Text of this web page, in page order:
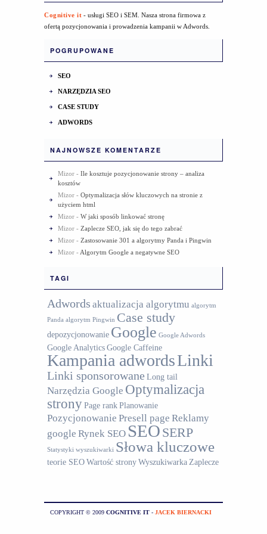
Cognitive it - usługi SEO i SEM. Nasza strona firmowa z
ofertą pozycjonowania i prowadzenia kampanii w Adwords.
POGRUPOWANE
SEO
NARZĘDZIA SEO
CASE STUDY
ADWORDS
NAJNOWSZE KOMENTARZE
Mizor - Ile kosztuje pozycjonowanie strony – analiza
kosztów
Mizor - Optymalizacja słów kluczowych na stronie z
użyciem html
Mizor - W jaki sposób linkować stronę
Mizor - Zaplecze SEO, jak się do tego zabrać
Mizor - Zastosowanie 301 a algorytmy Panda i Pingwin
Mizor - Algorytm Google a negatywne SEO
TAGI
Adwords aktualizacja algorytmu algorytm
Panda algorytm Pingwin Case study
depozycjonowanie Google Google Adwords
Google AnalyticsGoogle Caffeine
Kampania adwordsLinki
Linki sponsorowane Long tail
Narzędzia Google Optymalizacja
stronyPage rankPlanowanie
Pozycjonowanie Presell page Reklamy
google Rynek SEO SEO SERP
Statystyki wyszukiwarki Słowa kluczowe
teorie SEOWartość stronyWyszukiwarka Zaplecze
COPYRIGHT © 2009 COGNITIVE IT - JACEK BIERNACKI